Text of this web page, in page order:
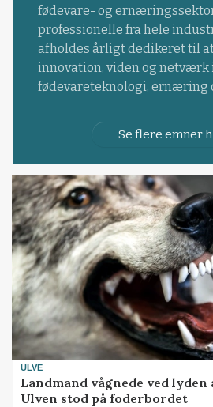
fødevare- og
professionelle fra hele
afholdes årligt dedikeret til
innovation, viden og netværk
fødevareteknologi, ernæring
Se flere emner
ULVE
Landmand vågnede ved
Ulven stod på foderbordet